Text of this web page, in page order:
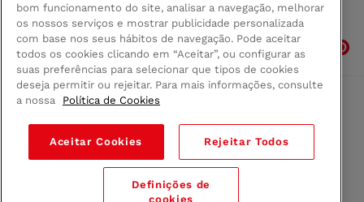
Siga-nos
Comprar na Madeira
Política de privacidad
Termos e Condições
bom funcionamento do site, analisar a navegação, melhorar
os nossos serviços e mostrar publicidade personalizada
com base nos seus hábitos de navegação. Pode aceitar
todos os cookies clicando em “Aceitar”, ou configurar as
suas preferências para selecionar que tipos de cookies
deseja permitir ou rejeitar. Para mais informações, consulte
a nossa
Política de Cookies
Aceitar Cookies Rejeitar Todos
Definições de
cookies